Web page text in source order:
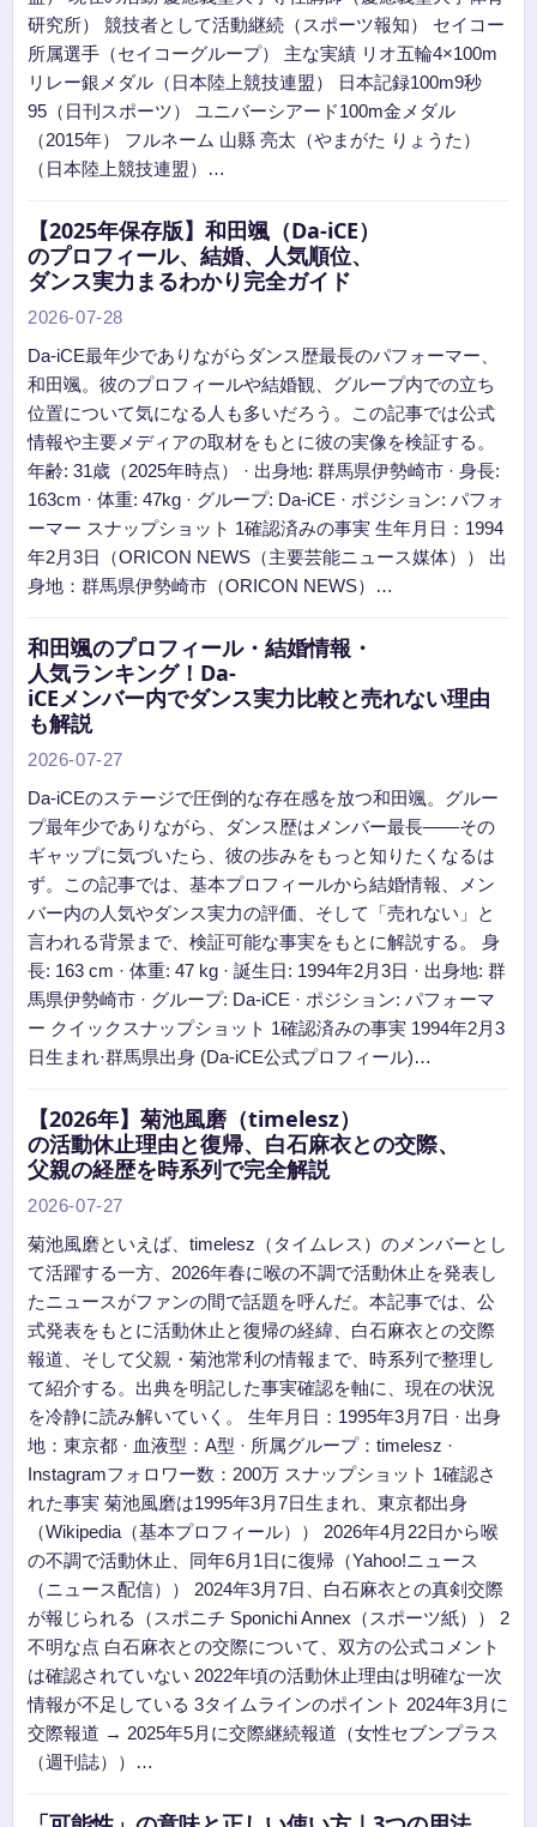
研究所） 競技者として活動継続（スポーツ報知） セイコー
所属選手（セイコーグループ） 主な実績 リオ五輪4×100m
リレー銀メダル（日本陸上競技連盟） 日本記録100m9秒
95（日刊スポーツ） ユニバーシアード100m金メダル
（2015年） フルネーム 山縣 亮太（やまがた りょうた）
（日本陸上競技連盟）…
【2025年保存版】和田颯（Da-iCE）
のプロフィール、結婚、人気順位、
ダンス実力まるわかり完全ガイド
2026-07-28
Da-iCE最年少でありながらダンス歴最長のパフォーマー、
和田颯。彼のプロフィールや結婚観、グループ内での立ち
位置について気になる人も多いだろう。この記事では公式
情報や主要メディアの取材をもとに彼の実像を検証する。
年齢: 31歳（2025年時点） · 出身地: 群馬県伊勢崎市 · 身長:
163cm · 体重: 47kg · グループ: Da-iCE · ポジション: パフォ
ーマー スナップショット 1確認済みの事実 生年月日：1994
年2月3日（ORICON NEWS（主要芸能ニュース媒体）） 出
身地：群馬県伊勢崎市（ORICON NEWS）…
和田颯のプロフィール・結婚情報・
人気ランキング！Da-
iCEメンバー内でダンス実力比較と売れない理由
も解説
2026-07-27
Da-iCEのステージで圧倒的な存在感を放つ和田颯。グルー
プ最年少でありながら、ダンス歴はメンバー最長——その
ギャップに気づいたら、彼の歩みをもっと知りたくなるは
ず。この記事では、基本プロフィールから結婚情報、メン
バー内の人気やダンス実力の評価、そして「売れない」と
言われる背景まで、検証可能な事実をもとに解説する。 身
長: 163 cm · 体重: 47 kg · 誕生日: 1994年2月3日 · 出身地: 群
馬県伊勢崎市 · グループ: Da-iCE · ポジション: パフォーマ
ー クイックスナップショット 1確認済みの事実 1994年2月3
日生まれ·群馬県出身 (Da-iCE公式プロフィール)…
【2026年】菊池風磨（timelesz）
の活動休止理由と復帰、白石麻衣との交際、
父親の経歴を時系列で完全解説
2026-07-27
菊池風磨といえば、timelesz（タイムレス）のメンバーとし
て活躍する一方、2026年春に喉の不調で活動休止を発表し
たニュースがファンの間で話題を呼んだ。本記事では、公
式発表をもとに活動休止と復帰の経緯、白石麻衣との交際
報道、そして父親・菊池常利の情報まで、時系列で整理し
て紹介する。出典を明記した事実確認を軸に、現在の状況
を冷静に読み解いていく。 生年月日：1995年3月7日 · 出身
地：東京都 · 血液型：A型 · 所属グループ：timelesz ·
Instagramフォロワー数：200万 スナップショット 1確認さ
れた事実 菊池風磨は1995年3月7日生まれ、東京都出身
（Wikipedia（基本プロフィール）） 2026年4月22日から喉
の不調で活動休止、同年6月1日に復帰（Yahoo!ニュース
（ニュース配信）） 2024年3月7日、白石麻衣との真剣交際
が報じられる（スポニチ Sponichi Annex（スポーツ紙）） 2
不明な点 白石麻衣との交際について、双方の公式コメント
は確認されていない 2022年頃の活動休止理由は明確な一次
情報が不足している 3タイムラインのポイント 2024年3月に
交際報道 → 2025年5月に交際継続報道（女性セブンプラス
（週刊誌））…